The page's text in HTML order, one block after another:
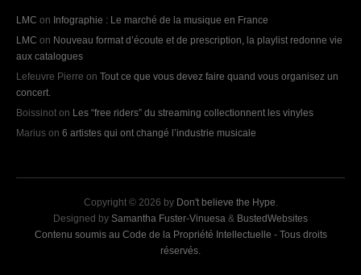
LMC on Infographie : Le marché de la musique en France
LMC on Nouveau format d’écoute et de prescription, la playlist redonne vie
aux catalogues
Lefeuvre Pierre on Tout ce que vous devez faire quand vous organisez un
concert.
Boissinot on Les “free riders” du streaming collectionnent les vinyles
Marius on 6 artistes qui ont changé l’industrie musicale
Copyright © 2026 by Don't believe the Hype.
Designed by Samantha Fuster-Vinuesa & BustedWebsites
Contenu soumis au Code de la Propriété Intellectuelle - Tous droits
réservés.